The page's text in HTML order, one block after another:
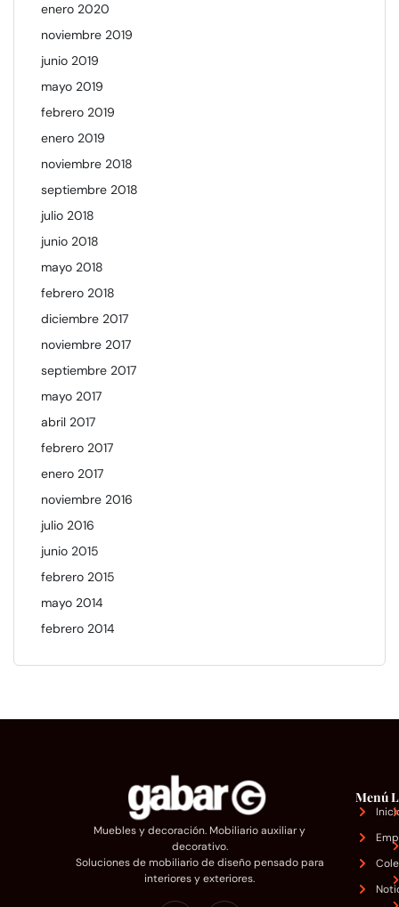
enero 2020
noviembre 2019
junio 2019
mayo 2019
febrero 2019
enero 2019
noviembre 2018
septiembre 2018
julio 2018
junio 2018
mayo 2018
febrero 2018
diciembre 2017
noviembre 2017
septiembre 2017
mayo 2017
abril 2017
febrero 2017
enero 2017
noviembre 2016
julio 2016
junio 2015
febrero 2015
mayo 2014
febrero 2014
Muebles y decoración. Mobiliario auxiliar y
decorativo.
Soluciones de mobiliario de diseño pensado para
interiores y exteriores.
Menú